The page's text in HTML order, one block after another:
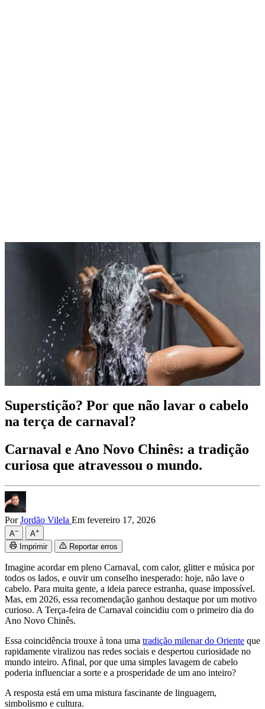
Superstição? Por que não lavar o cabelo
na terça de carnaval?
Carnaval e Ano Novo Chinês: a tradição
curiosa que atravessou o mundo.
PorJordão Vilela Em fevereiro 17, 2026
A− A+
Imprimir Reportar erros
Imagine acordar em pleno Carnaval, com calor, glitter e música por
todos os lados, e ouvir um conselho inesperado: hoje, não lave o
cabelo. Para muita gente, a ideia parece estranha, quase impossível.
Mas, em 2026, essa recomendação ganhou destaque por um motivo
curioso. A Terça-feira de Carnaval coincidiu com o primeiro dia do
Ano Novo Chinês.
Essa coincidência trouxe à tona uma tradição milenar do Oriente que
rapidamente viralizou nas redes sociais e despertou curiosidade no
mundo inteiro. Afinal, por que uma simples lavagem de cabelo
poderia influenciar a sorte e a prosperidade de um ano inteiro?
A resposta está em uma mistura fascinante de linguagem,
simbolismo e cultura.